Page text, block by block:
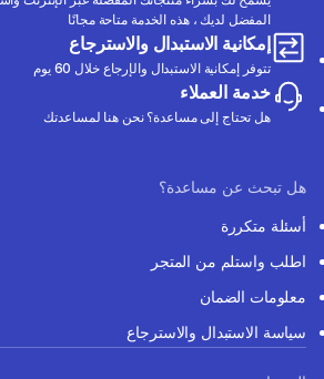
المفضل لديك ، هذه الخدمة متاحة مجانًا
إمكانية الاستبدال والاسترجاع
تتوفر إمكانية الاستبدال والإرجاع خلال 60 يوم
خدمة العملاء
هل تحتاج إلى مساعدة؟ نحن هنا لمساعدتك
هل تبحث عن مساعدة؟
أسئلة متكررة
اطلب واستلم من المتجر
معلومات الضمان
سياسة الاستبدال والاسترجاع